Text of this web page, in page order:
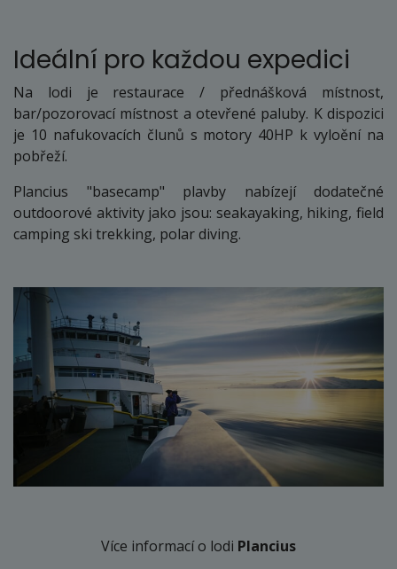
Ideální pro každou expedici
Na lodi je restaurace / přednášková místnost,
bar/pozorovací místnost a otevřené paluby. K dispozici
je 10 nafukovacích člunů s motory 40HP k vyloění na
pobřeží.
Plancius "basecamp" plavby nabízejí dodatečné
outdoorové aktivity jako jsou: seakayaking, hiking, field
camping ski trekking, polar diving.
Více informací o lodi Plancius